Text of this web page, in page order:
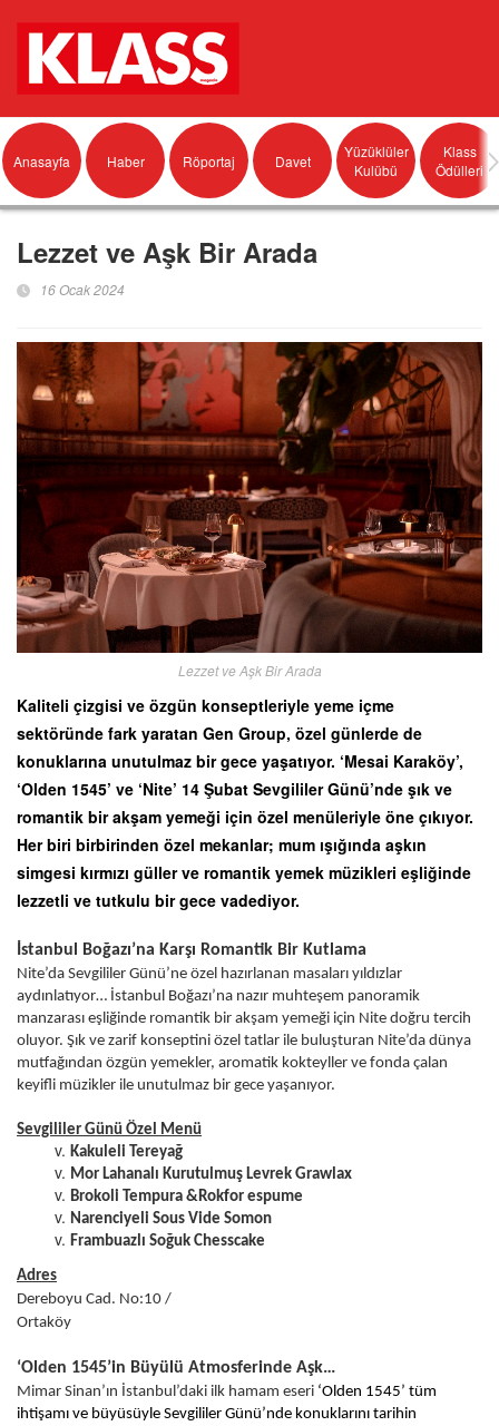
Anasayfa Haber Röportaj Davet
Yüzüklüler
Kulübü
Klass
Ödülleri
Lezzet ve Aşk Bir Arada
16 Ocak 2024
Lezzet ve Aşk Bir Arada
Kaliteli çizgisi ve özgün konseptleriyle yeme içme
sektöründe fark yaratan Gen Group, özel günlerde de
konuklarına unutulmaz bir gece yaşatıyor. ‘Mesai Karaköy’,
‘Olden 1545’ ve ‘Nite’ 14 Şubat Sevgililer Günü’nde şık ve
romantik bir akşam yemeği için özel menüleriyle öne çıkıyor.
Her biri birbirinden özel mekanlar; mum ışığında aşkın
simgesi kırmızı güller ve romantik yemek müzikleri eşliğinde
lezzetli ve tutkulu bir gece vadediyor.
İstanbul Boğazı’na Karşı Romantik Bir Kutlama
Nite’da Sevgililer Günü’ne özel hazırlanan masaları yıldızlar
aydınlatıyor… İstanbul Boğazı’na nazır muhteşem panoramik
manzarası eşliğinde romantik bir akşam yemeği için Nite doğru tercih
oluyor. Şık ve zarif konseptini özel tatlar ile buluşturan Nite’da dünya
mutfağından özgün yemekler, aromatik kokteyller ve fonda çalan
keyifli müzikler ile unutulmaz bir gece yaşanıyor.
Sevgililer Günü Özel Menü
Kakuleli Tereyağ
Mor Lahanalı Kurutulmuş Levrek Grawlax
Brokoli Tempura &Rokfor espume
Narenciyeli Sous Vide Somon
Frambuazlı Soğuk Chesscake
Adres
Dereboyu Cad. No:10 /
Ortaköy
‘Olden 1545’in Büyülü Atmosferinde Aşk…
Mimar Sinan’ın İstanbul’daki ilk hamam eseri ‘Olden 1545’ tüm
ihtişamı ve büyüsüyle Sevgililer Günü’nde konuklarını tarihin